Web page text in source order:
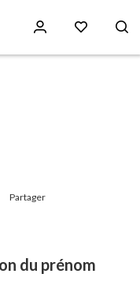
Partager
du prénom